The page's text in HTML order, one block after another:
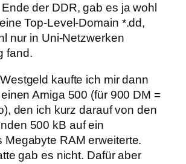
der DDR, gab es ja wohl
Top-Level-Domain *.dd,
nur in Uni-Netzwerken
fand.
kaufte ich mir dann
Amiga 500 (für 900 DM =
den ich kurz darauf von den
500 kB auf ein
Megabyte RAM erweiterte.
gab es nicht. Dafür aber